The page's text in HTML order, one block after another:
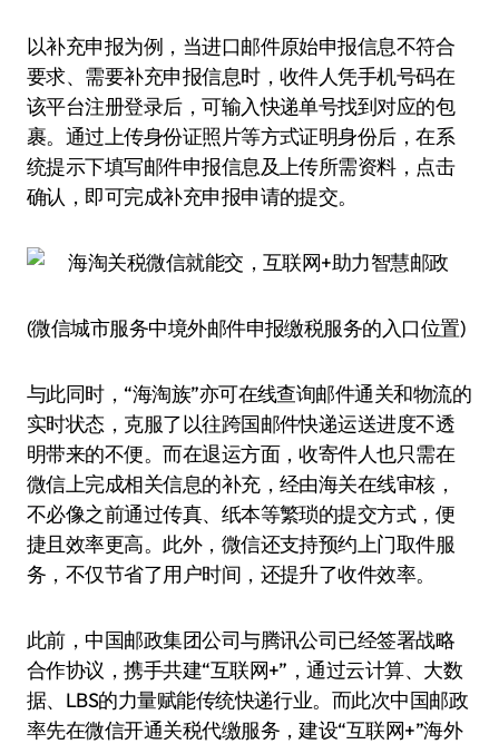
以补充申报为例，当进口邮件原始申报信息不符合
要求、需要补充申报信息时，收件人凭手机号码在
该平台注册登录后，可输入快递单号找到对应的包
裹。通过上传身份证照片等方式证明身份后，在系
统提示下填写邮件申报信息及上传所需资料，点击
确认，即可完成补充申报申请的提交。
(微信城市服务中境外邮件申报缴税服务的入口位置)
与此同时，“海淘族”亦可在线查询邮件通关和物流的
实时状态，克服了以往跨国邮件快递运送进度不透
明带来的不便。而在退运方面，收寄件人也只需在
微信上完成相关信息的补充，经由海关在线审核，
不必像之前通过传真、纸本等繁琐的提交方式，便
捷且效率更高。此外，微信还支持预约上门取件服
务，不仅节省了用户时间，还提升了收件效率。
此前，中国邮政集团公司与腾讯公司已经签署战略
合作协议，携手共建“互联网+”，通过云计算、大数
据、LBS的力量赋能传统快递行业。而此次中国邮政
率先在微信开通关税代缴服务，建设“互联网+”海外